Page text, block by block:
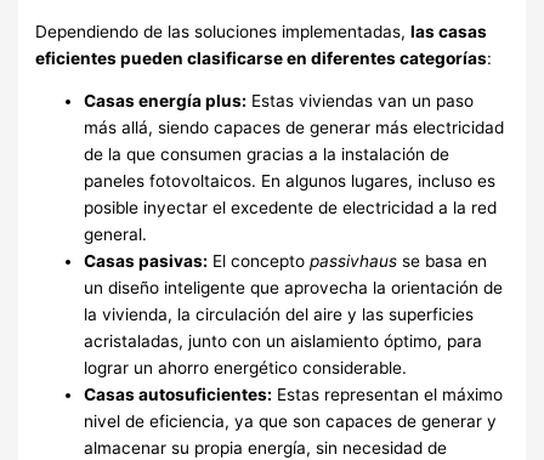
Dependiendo de las soluciones implementadas,las casas
eficientes pueden clasificarse en diferentes categorías:
Casas energía plus: Estas viviendas van un paso
más allá, siendo capaces de generar más electricidad
de la que consumen gracias a la instalación de
paneles fotovoltaicos. En algunos lugares, incluso es
posible inyectar el excedente de electricidad a la red
general.
Casas pasivas: El conceptopassivhaus se basa en
un diseño inteligente que aprovecha la orientación de
la vivienda, la circulación del aire y las superficies
acristaladas, junto con un aislamiento óptimo, para
lograr un ahorro energético considerable.
Casas autosuficientes: Estas representan el máximo
nivel de eficiencia, ya que son capaces de generar y
almacenar su propia energía, sin necesidad de